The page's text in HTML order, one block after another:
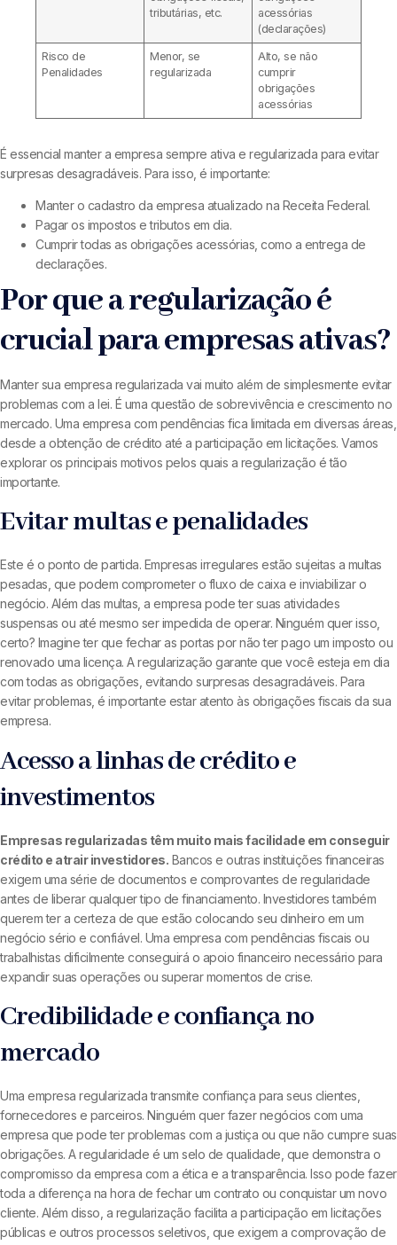
tributárias, etc.
acessórias
(declarações)
Risco de
Penalidades
Menor, se
regularizada
Alto, se não
cumprir
obrigações
acessórias
É essencial manter a empresa sempre ativa e regularizada para evitar
surpresas desagradáveis. Para isso, é importante:
Manter o cadastro da empresa atualizado na Receita Federal.
Pagar os impostos e tributos em dia.
Cumprir todas as obrigações acessórias, como a entrega de
declarações.
Por que a regularização é
crucial para empresas ativas?
Manter sua empresa regularizada vai muito além de simplesmente evitar
problemas com a lei. É uma questão de sobrevivência e crescimento no
mercado. Uma empresa com pendências fica limitada em diversas áreas,
desde a obtenção de crédito até a participação em licitações. Vamos
explorar os principais motivos pelos quais a regularização é tão
importante.
Evitar multas e penalidades
Este é o ponto de partida. Empresas irregulares estão sujeitas a multas
pesadas, que podem comprometer o fluxo de caixa e inviabilizar o
negócio. Além das multas, a empresa pode ter suas atividades
suspensas ou até mesmo ser impedida de operar. Ninguém quer isso,
certo? Imagine ter que fechar as portas por não ter pago um imposto ou
renovado uma licença. A regularização garante que você esteja em dia
com todas as obrigações, evitando surpresas desagradáveis. Para
evitar problemas, é importante estar atento às obrigações fiscais da sua
empresa.
Acesso a linhas de crédito e
investimentos
Empresas regularizadas têm muito mais facilidade em conseguir
crédito e atrair investidores. Bancos e outras instituições financeiras
exigem uma série de documentos e comprovantes de regularidade
antes de liberar qualquer tipo de financiamento. Investidores também
querem ter a certeza de que estão colocando seu dinheiro em um
negócio sério e confiável. Uma empresa com pendências fiscais ou
trabalhistas dificilmente conseguirá o apoio financeiro necessário para
expandir suas operações ou superar momentos de crise.
Credibilidade e confiança no
mercado
Uma empresa regularizada transmite confiança para seus clientes,
fornecedores e parceiros. Ninguém quer fazer negócios com uma
empresa que pode ter problemas com a justiça ou que não cumpre suas
obrigações. A regularidade é um selo de qualidade, que demonstra o
compromisso da empresa com a ética e a transparência. Isso pode fazer
toda a diferença na hora de fechar um contrato ou conquistar um novo
cliente. Além disso, a regularização facilita a participação em licitações
públicas e outros processos seletivos, que exigem a comprovação de